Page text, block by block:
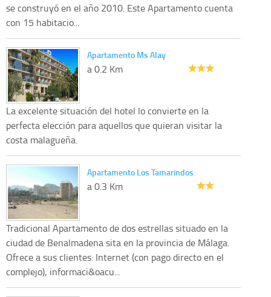
se construyó en el año 2010. Este Apartamento cuenta
con 15 habitacio...
Apartamento Ms Alay
a 0.2 Km
La excelente situación del hotel lo convierte en la
perfecta elección para aquellos que quieran visitar la
costa malagueña.
Apartamento Los Tamarindos
a 0.3 Km
Tradicional Apartamento de dos estrellas situado en la
ciudad de Benalmadena sita en la provincia de Málaga.
Ofrece a sus clientes: Internet (con pago directo en el
complejo), informaci&oacu...